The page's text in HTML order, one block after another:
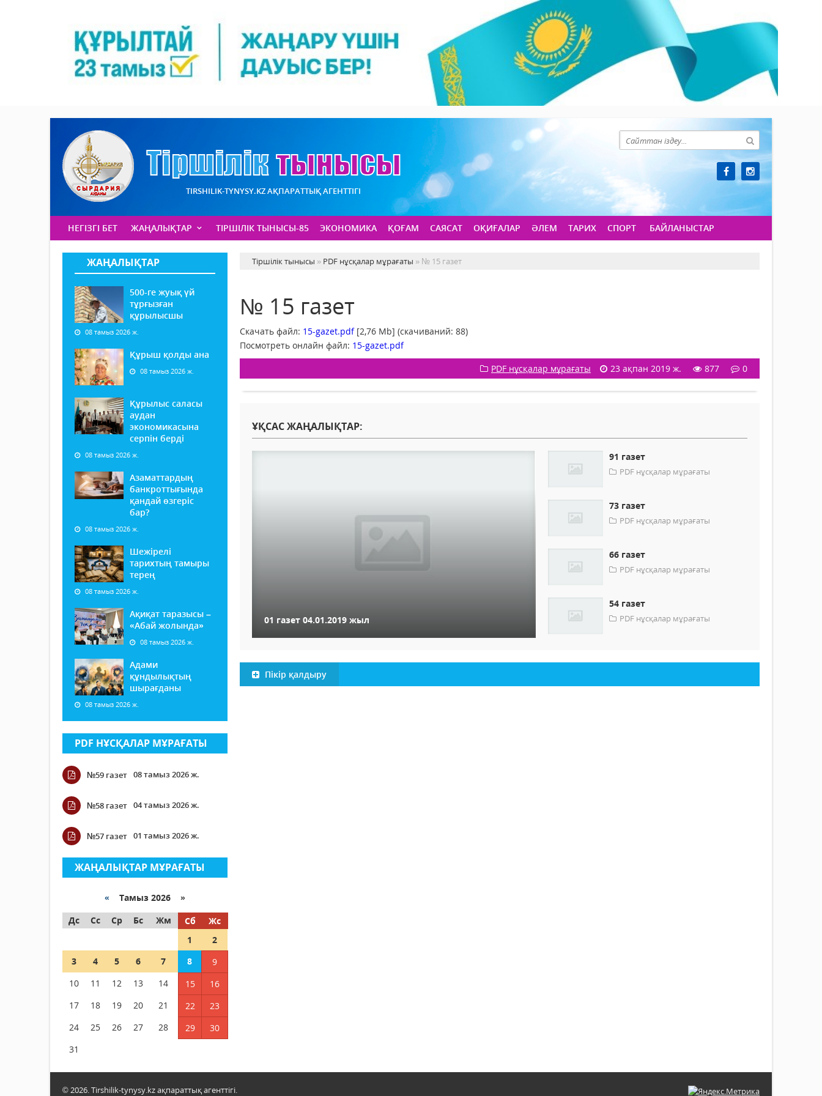
TIRSHILIK-TYNYSY.KZ АҚПАРАТТЫҚ АГЕНТТІГІ
НЕГІЗГІ БЕТ ЖАҢАЛЫҚТАР ТІРШІЛІК ТЫНЫСЫ-85 ЭКОНОМИКА ҚОҒАМ САЯСАТ ОҚИҒАЛАР ӘЛЕМ ТАРИХ СПОРТ БАЙЛАНЫСТАР
ЖАҢАЛЫҚТАР
500-ге жуық үй
тұрғызған
құрылысшы
08 тамыз 2026 ж.
Құрыш қолды ана
08 тамыз 2026 ж.
Құрылыс саласы
аудан
экономикасына
серпін берді
08 тамыз 2026 ж.
Азаматтардың
банкроттығында
қандай өзгеріс
бар?
08 тамыз 2026 ж.
Шежірелі
тарихтың тамыры
терең
08 тамыз 2026 ж.
Ақиқат таразысы –
«Абай жолында»
08 тамыз 2026 ж.
Адами
құндылықтың
шырағданы
08 тамыз 2026 ж.
PDF НҰСҚАЛАР МҰРАҒАТЫ
№59 газет 08 тамыз 2026 ж.
№58 газет 04 тамыз 2026 ж.
№57 газет 01 тамыз 2026 ж.
ЖАҢАЛЫҚТАР МҰРАҒАТЫ
« Тамыз 2026 »
Дс
Сс Ср Бс Жм Сб
Жс
1
2
3
4 5 6 7 8
9
10
11 12 13 14 15
16
17
18 19 20 21 22
23
24
25 26 27 28 29
30
31
Тіршілік тынысы » PDF нұсқалар мұрағаты » № 15 газет
№ 15 газет
Скачать файл: 15-gazet.pdf[2,76 Mb] (cкачиваний: 88)
Посмотреть онлайн файл: 15-gazet.pdf
PDF нұсқалар мұрағаты
23 ақпан 2019 ж. 877 0
ҰҚСАС ЖАҢАЛЫҚТАР:
01 газет 04.01.2019 жыл
91 газет
PDF нұсқалар мұрағаты
73 газет
PDF нұсқалар мұрағаты
66 газет
PDF нұсқалар мұрағаты
54 газет
PDF нұсқалар мұрағаты
Пікір қалдыру
© 2026. Tirshilik-tynysy.kz ақпараттық агенттігі.